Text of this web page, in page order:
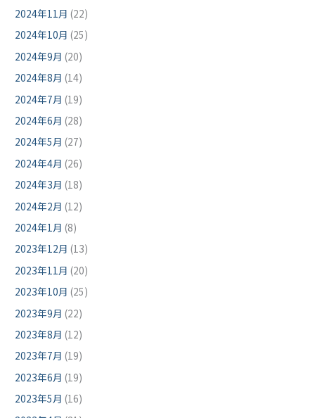
2024年11月 (22)
2024年10月 (25)
2024年9月 (20)
2024年8月 (14)
2024年7月 (19)
2024年6月 (28)
2024年5月 (27)
2024年4月 (26)
2024年3月 (18)
2024年2月 (12)
2024年1月 (8)
2023年12月 (13)
2023年11月 (20)
2023年10月 (25)
2023年9月 (22)
2023年8月 (12)
2023年7月 (19)
2023年6月 (19)
2023年5月 (16)